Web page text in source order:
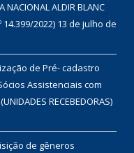
NACIONAL ALDIR BLANC
14.399/2022) 13 de julho de
de Pré- cadastro
Assistenciais com
RECEBEDORAS)
de gêneros